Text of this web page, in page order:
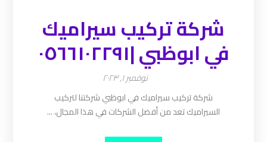
شركة تركيب سيراميك
في ابوظبي |٠٥٦٦١٠٢٢٩١
نوفمبر ١, ٢٠٢٣
شركة تركيب سيراميك في ابوظبي شركتنا لتركيب
السيراميك تعد من أفضل الشركات في هذا المجال، ...